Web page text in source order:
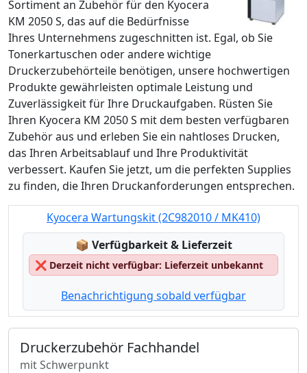
Sortiment an Zubehör für den Kyocera
KM 2050 S, das auf die Bedürfnisse
Ihres Unternehmens zugeschnitten ist. Egal, ob Sie
Tonerkartuschen oder andere wichtige
Druckerzubehörteile benötigen, unsere hochwertigen
Produkte gewährleisten optimale Leistung und
Zuverlässigkeit für Ihre Druckaufgaben. Rüsten Sie
Ihren Kyocera KM 2050 S mit dem besten verfügbaren
Zubehör aus und erleben Sie ein nahtloses Drucken,
das Ihren Arbeitsablauf und Ihre Produktivität
verbessert. Kaufen Sie jetzt, um die perfekten Supplies
zu finden, die Ihren Druckanforderungen entsprechen.
Kyocera Wartungskit (2C982010 / MK410)
📦 Lagerstatus:
Verfügbarkeit & Lieferzeit
❌ Derzeit nicht verfügbar: Lieferzeit unbekannt
Benachrichtigung sobald verfügbar
Druckerzubehör Fachhandel
mit Schwerpunkt